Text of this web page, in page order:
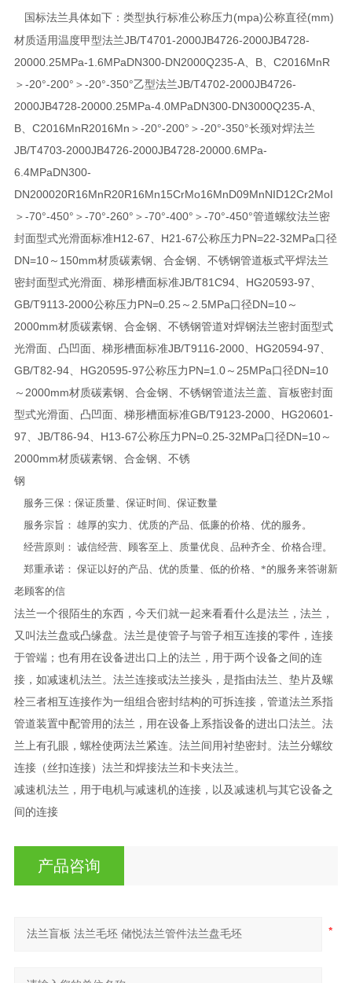
国标法兰具体如下：类型执行标准公称压力(mpa)公称直径(mm)
材质适用温度甲型法兰JB/T4701-2000JB4726-2000JB4728-
20000.25MPa-1.6MPaDN300-DN2000Q235-A、B、C2016MnR
＞-20°-200°＞-20°-350°乙型法兰JB/T4702-2000JB4726-
2000JB4728-20000.25MPa-4.0MPaDN300-DN3000Q235-A、
B、C2016MnR2016Mn＞-20°-200°＞-20°-350°长颈对焊法兰
JB/T4703-2000JB4726-2000JB4728-20000.6MPa-
6.4MPaDN300-
DN200020R16MnR20R16Mn15CrMo16MnD09MnNID12Cr2MoI
＞-70°-450°＞-70°-260°＞-70°-400°＞-70°-450°管道螺纹法兰密
封面型式光滑面标准H12-67、H21-67公称压力PN=22-32MPa口径
DN=10～150mm材质碳素钢、合金钢、不锈钢管道板式平焊法兰
密封面型式光滑面、梯形槽面标准JB/T81C94、HG20593-97、
GB/T9113-2000公称压力PN=0.25～2.5MPa口径DN=10～
2000mm材质碳素钢、合金钢、不锈钢管道对焊钢法兰密封面型式
光滑面、凸凹面、梯形槽面标准JB/T9116-2000、HG20594-97、
GB/T82-94、HG20595-97公称压力PN=1.0～25MPa口径DN=10
～2000mm材质碳素钢、合金钢、不锈钢管道法兰盖、盲板密封面
型式光滑面、凸凹面、梯形槽面标准GB/T9123-2000、HG20601-
97、JB/T86-94、H13-67公称压力PN=0.25-32MPa口径DN=10～
2000mm材质碳素钢、合金钢、不锈
钢
服务三保：保证质量、保证时间、保证数量
服务宗旨： 雄厚的实力、优质的产品、低廉的价格、优的服务。
经营原则： 诚信经营、顾客至上、质量优良、品种齐全、价格合理。
郑重承诺： 保证以好的产品、优的质量、低的价格、*的服务来答谢新
老顾客的信
法兰一个很陌生的东西，今天们就一起来看看什么是法兰，法兰，
又叫法兰盘或凸缘盘。法兰是使管子与管子相互连接的零件，连接
于管端；也有用在设备进出口上的法兰，用于两个设备之间的连
接，如减速机法兰。法兰连接或法兰接头，是指由法兰、垫片及螺
栓三者相互连接作为一组组合密封结构的可拆连接，管道法兰系指
管道装置中配管用的法兰，用在设备上系指设备的进出口法兰。法
兰上有孔眼，螺栓使两法兰紧连。法兰间用衬垫密封。法兰分螺纹
连接（丝扣连接）法兰和焊接法兰和卡夹法兰。
减速机法兰，用于电机与减速机的连接，以及减速机与其它设备之
间的连接
产品咨询